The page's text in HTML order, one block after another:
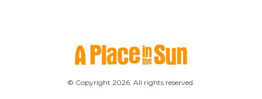
© Copyright 2026. All rights reserved.